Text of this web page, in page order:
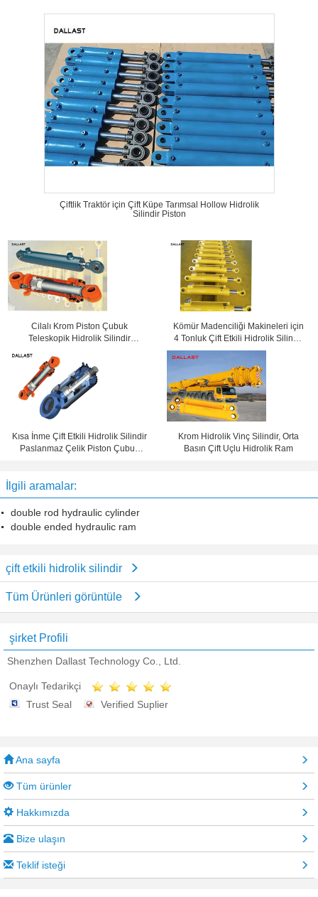
Çiftlik Traktör için Çift Küpe Tarımsal Hollow Hidrolik
Silindir Piston
Cilalı Krom Piston Çubuk
Teleskopik Hidrolik Silindir
Kömür Madenciliği Makineleri için
4 Tonluk Çift Etkili Hidrolik Silindir
Krom Kaplama
Kısa İnme Çift Etkili Hidrolik Silindir
Paslanmaz Çelik Piston Çubuk
Krom Hidrolik Vinç Silindir, Orta
Basın Çift Uçlu Hidrolik Ram
İlgili aramalar:
double rod hydraulic cylinder
double ended hydraulic ram
çift ​​etkili hidrolik silindir
Tüm Ürünleri görüntüle
şirket Profili
Shenzhen Dallast Technology Co., Ltd.
Onaylı Tedarikçi
Trust Seal
Verified Suplier
Ana sayfa
Tüm ürünler
Hakkımızda
Bize ulaşın
Teklif isteği